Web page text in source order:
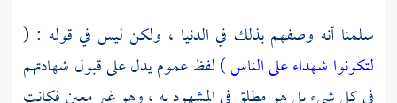
سلمنا أنه وصفهم بذلك في الدنيا ، ولكن ليس في قوله : (
لتكونوا شهداء على الناس) لفظ عموم يدل على قبول شهادتهم